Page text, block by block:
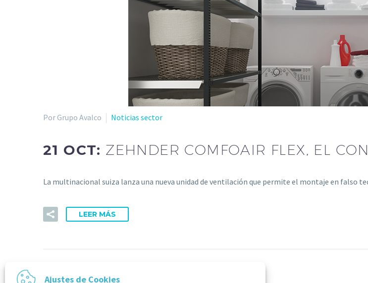
Ajustes de Cookies
Por Grupo Avalco Noticias sector
21 OCT: ZEHNDER COMFOAIR FLEX, EL
La multinacional suiza lanza una nueva unidad de ventilación que permite el montaje en falso
LEER MÁS